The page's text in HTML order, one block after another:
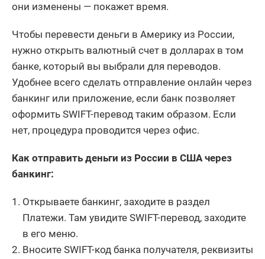
они изменены — покажет время.
Чтобы перевести деньги в Америку из России,
нужно открыть валютный счет в долларах в том
банке, который вы выбрали для переводов.
Удобнее всего сделать отправление онлайн через
банкинг или приложение, если банк позволяет
оформить SWIFT-перевод таким образом. Если
нет, процедура проводится через офис.
Как отправить деньги из России в США через
банкинг:
Открываете банкинг, заходите в раздел
Платежи. Там увидите SWIFT-перевод, заходите
в его меню.
Вносите SWIFT-код банка получателя, реквизиты